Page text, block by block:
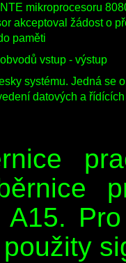
mikroprocesoru
akceptoval žádost o
paměti
vstup - výstup
systému. Jedná se
datových a